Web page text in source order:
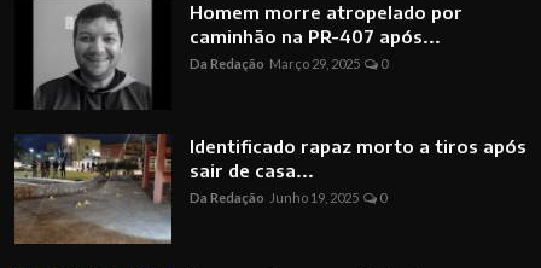
Homem morre atropelado por
caminhão na PR-407 após...
Da Redação Março 29, 2025 0
Identificado rapaz morto a tiros após
sair de casa...
Da Redação Junho 19, 2025 0